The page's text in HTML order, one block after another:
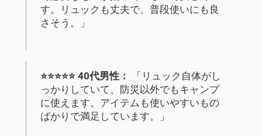
す。リュックも丈夫で、普段使いにも良
さそう。」
⭐️⭐️⭐️⭐️⭐️ 40代男性：
「リュック自体がし
っかりしていて、防災以外でもキャンプ
に使えます。アイテムも使いやすいもの
ばかりで満足しています。」